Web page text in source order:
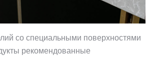
со специальными поверхностями
рекомендованные